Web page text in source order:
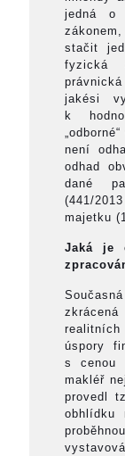
jedná o
stačit
fyzická
jakési
k
není
odhad
dané
(441/
majetku
Jaká je
úspory
s cenou
makléř
provedl
obhlídku